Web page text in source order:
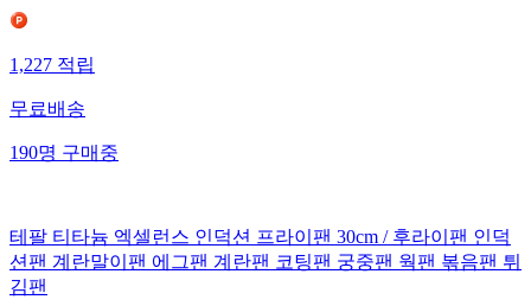
1,227적립
무료배송
190명구매중
테팔 티타늄 엑셀런스 인덕션 프라이팬 30cm / 후라이팬 인덕
션팬 계란말이팬 에그팬 계란팬 코팅팬 궁중팬 웍팬 볶음팬 튀
김팬